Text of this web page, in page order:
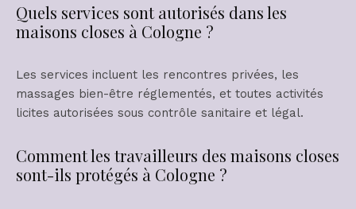
Quels services sont autorisés dans les
maisons closes à Cologne ?
Les services incluent les rencontres privées, les
massages bien-être réglementés, et toutes activités
licites autorisées sous contrôle sanitaire et légal.
Comment les travailleurs des maisons closes
sont-ils protégés à Cologne ?